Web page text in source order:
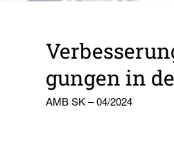
gungen in
AMB SK – 04/2024